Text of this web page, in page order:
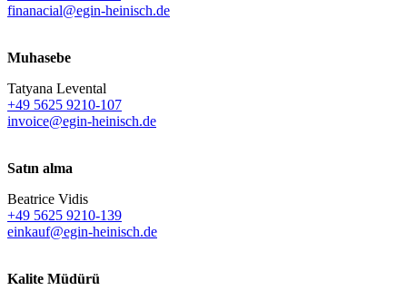
finanacial@egin-heinisch.de
Muhasebe
Tatyana Levental
+49 5625 9210-107
invoice@egin-heinisch.de
Satın alma
Beatrice Vidis
+49 5625 9210-139
einkauf@egin-heinisch.de
Kalite Müdürü